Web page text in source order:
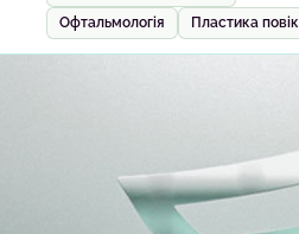
Офтальмологія
Пластика повік